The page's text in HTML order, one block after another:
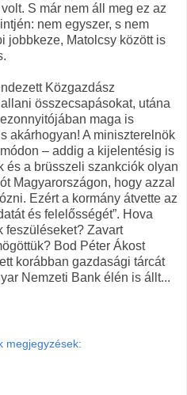
S már nem áll meg ez az
nem egyszer, s nem
jobbkeze, Matolcsy között is
Közgazdász
összecsapásokat, utána
maga is
akárhogyan! A miniszterelnök
– addig a kijelentésig is
és a brüsszeli szankciók olyan
Magyarországon, hogy azzal
Ezért a kormány átvette az
és felelősségét”. Hova
feszüléseket? Zavart
Bod Péter Ákost
korábban gazdasági tárcát
Nemzeti Bank élén is állt...
megjegyzések: